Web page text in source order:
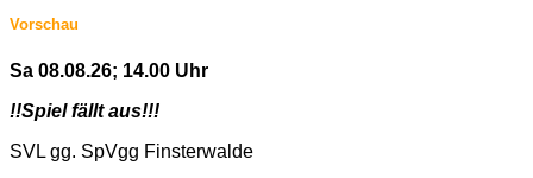
Vorschau
Sa 08.08.26; 14.00 Uhr
!!Spiel fällt aus!!!
SVL gg. SpVgg Finsterwalde